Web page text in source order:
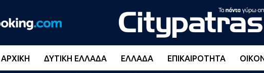
ΑΡΧΙΚΉ ΔΥΤΙΚΉ ΕΛΛΆΔΑ ΕΛΛΆΔΑ ΕΠΙΚΑΙΡΌΤΗΤΑ